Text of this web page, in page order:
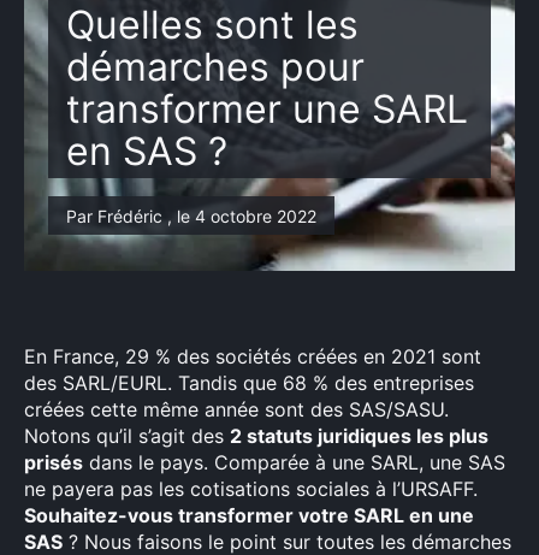
Quelles sont les
démarches pour
transformer une SARL
en SAS ?
Par Frédéric , le 4 octobre 2022
En France, 29 % des sociétés créées en 2021 sont
des SARL/EURL. Tandis que 68 % des entreprises
créées cette même année sont des SAS/SASU.
Notons qu’il s’agit des 2 statuts juridiques les plus
prisés dans le pays. Comparée à une SARL, une SAS
ne payera pas les cotisations sociales à l’URSAFF.
Souhaitez-vous transformer votre SARL en une
SAS ? Nous faisons le point sur toutes les démarches